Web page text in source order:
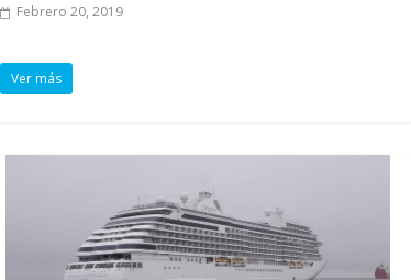
Febrero 20, 2019
Ver más